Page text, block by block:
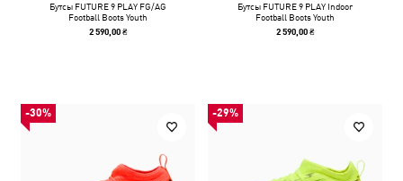
Бутсы FUTURE 9 PLAY FG/AG
Football Boots Youth
2 590,00 ₴
Бутсы FUTURE 9 PLAY Indoor
Football Boots Youth
2 590,00 ₴
-30% -29%